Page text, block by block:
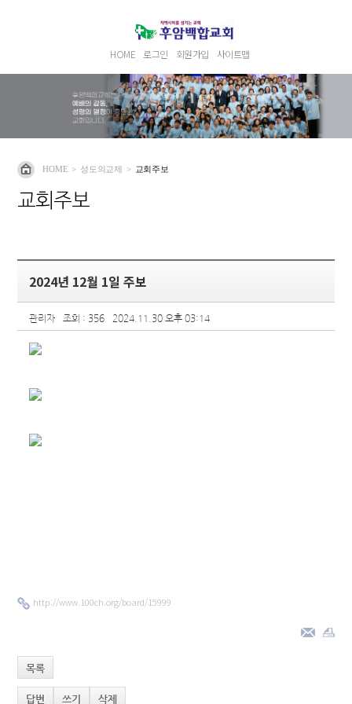
HOME 로그인 회원가입 사이트맵
HOME > 성도의교제 > 교회주보
교회주보
2024년 12월 1일 주보
관리자 조회 : 356 2024.11.30 오후 03:14
http://www.100ch.org/board/15999
목록
답변 쓰기 삭제